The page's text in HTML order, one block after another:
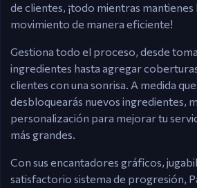
de clientes, ¡todo mientras mantienes
movimiento de manera eficiente!
Gestiona todo el proceso, desde
ingredientes hasta agregar
clientes con una sonrisa. A medida
desbloquearás nuevos ingredientes,
personalización para mejorar tu
más grandes.
Con sus encantadores gráficos,
satisfactorio sistema de progresión,